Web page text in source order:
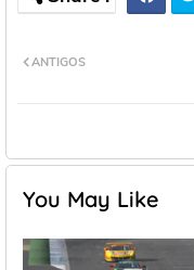
ANTIGOS
You May Like